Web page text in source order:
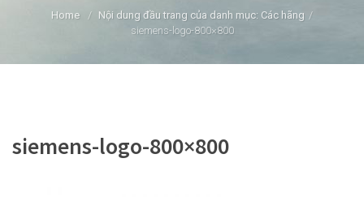
Home / Nội dung đầu trang của danh mục: Các hãng /
siemens-logo-800×800
siemens-logo-800×800